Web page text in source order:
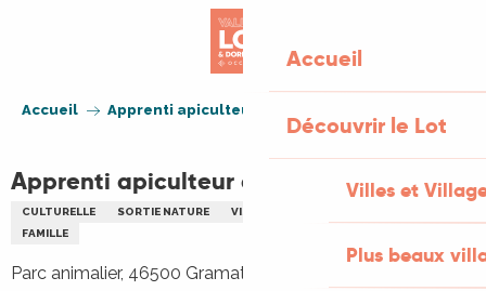
Accueil
Découvrir le Lot
Villes et
Plus beaux
Accueil Apprenti apiculteur au Parc animalier
Apprenti apiculteur au Parc animalier
CULTURELLE SORTIE NATURE VISITE
FAMILLE
Parc animalier, 46500 Gramat